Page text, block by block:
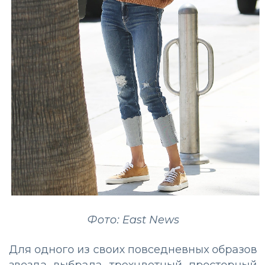
Фото: East News
Для одного из своих повседневных образов